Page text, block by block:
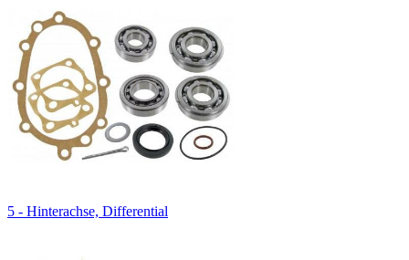
5 - Hinterachse, Differential